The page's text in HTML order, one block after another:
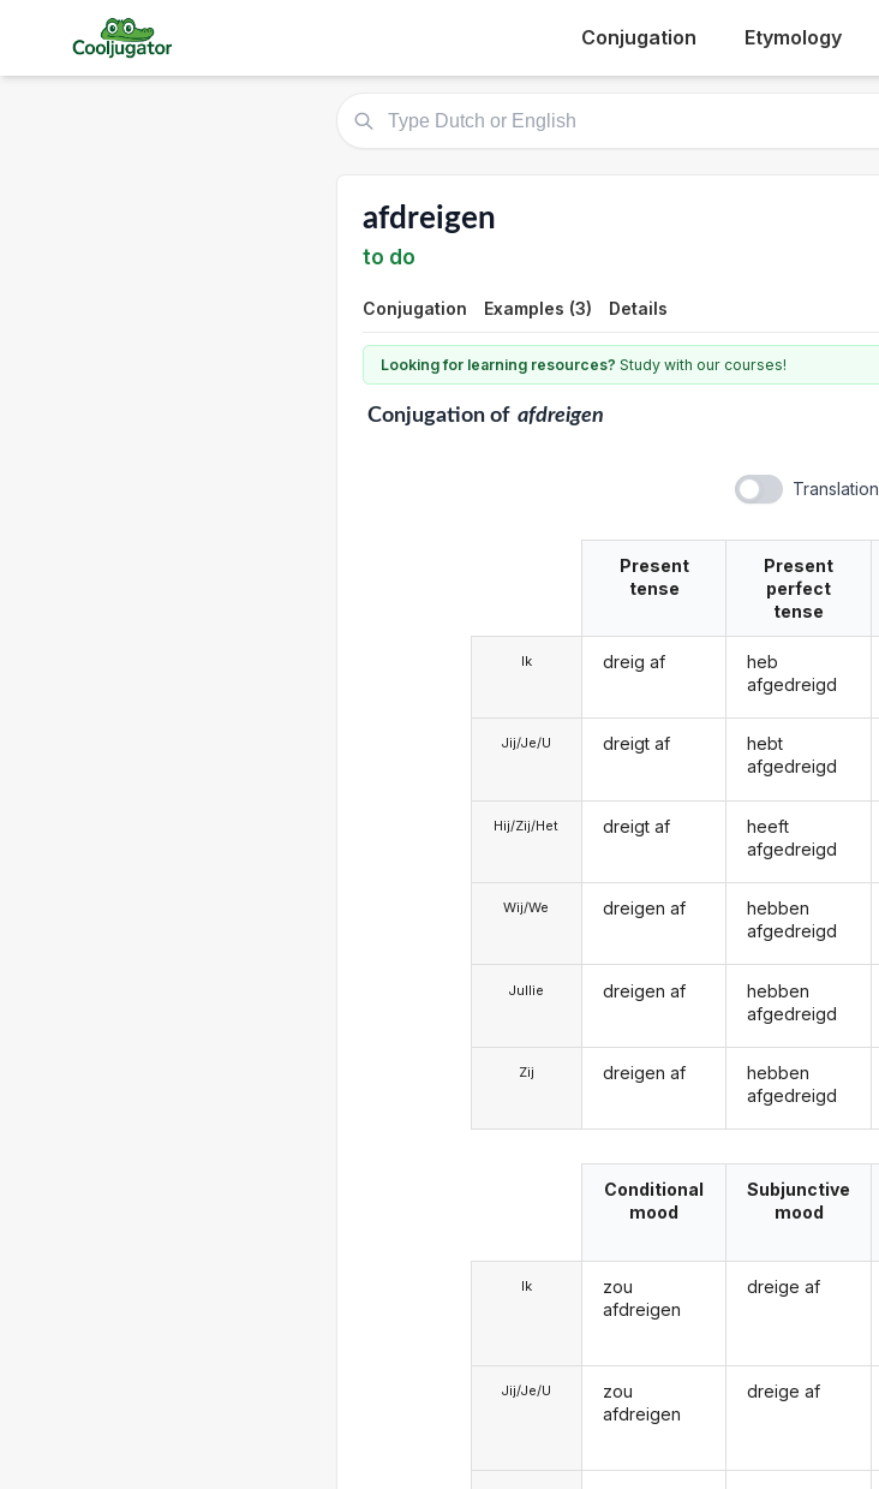
Conjugation Etymology
afdreigen
to do
Conjugation Examples (3) Details
Looking for learning resources? Study with our courses!
Conjugationof afdreigen
Translation
Ik
Jij/Je/U
Hij/Zij/Het
Wij/We
Jullie
Zij
Present
tense
dreig af
dreigt af
dreigt af
dreigen af
dreigen af
dreigen af
Present
perfect
tense
heb
afgedreigd
hebt
afgedreigd
heeft
afgedreigd
hebben
afgedreigd
hebben
afgedreigd
hebben
afgedreigd
Ik
Jij/Je/U
Conditional
mood
zou
afdreigen
zou
afdreigen
Subjunctive
mood
dreige af
dreige af